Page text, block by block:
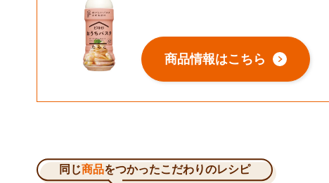
商品情報はこちら
同じ商品をつかったこだわりのレシピ